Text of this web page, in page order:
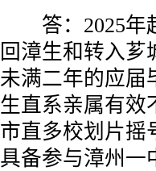
答：2025年
回漳生和转入
未满二年的应届
生直系亲属有效
市直多校划片摇
具备参与漳州一